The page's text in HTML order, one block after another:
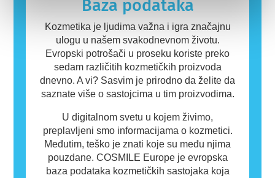
proizvod nije bezbedan za druge ljude.
Baza podataka
Kozmetika je ljudima važna i igra značajnu
ulogu u našem svakodnevnom životu.
Evropski potrošači u proseku koriste preko
sedam različitih kozmetičkih proizvoda
dnevno. A vi? Sasvim je prirodno da želite da
saznate više o sastojcima u tim proizvodima.
U digitalnom svetu u kojem živimo,
preplavljeni smo informacijama o kozmetici.
Međutim, teško je znati koje su među njima
pouzdane. COSMILE Europe je evropska
baza podataka kozmetičkih sastojaka koja